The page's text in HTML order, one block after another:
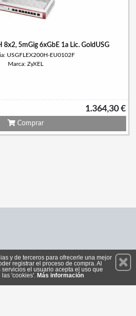
8x2, 5mGig 6xGbE 1a Lic. GoldUSG
USGFLEX200H-EU0102F
Marca: ZyXEL
1.364,30 €
Comprar
Suscríbete
y de terceros para ofrecerle una mejor
registrar el proceso de compra. Al
el usuario acepta el uso que
las 'cookies'. Más información